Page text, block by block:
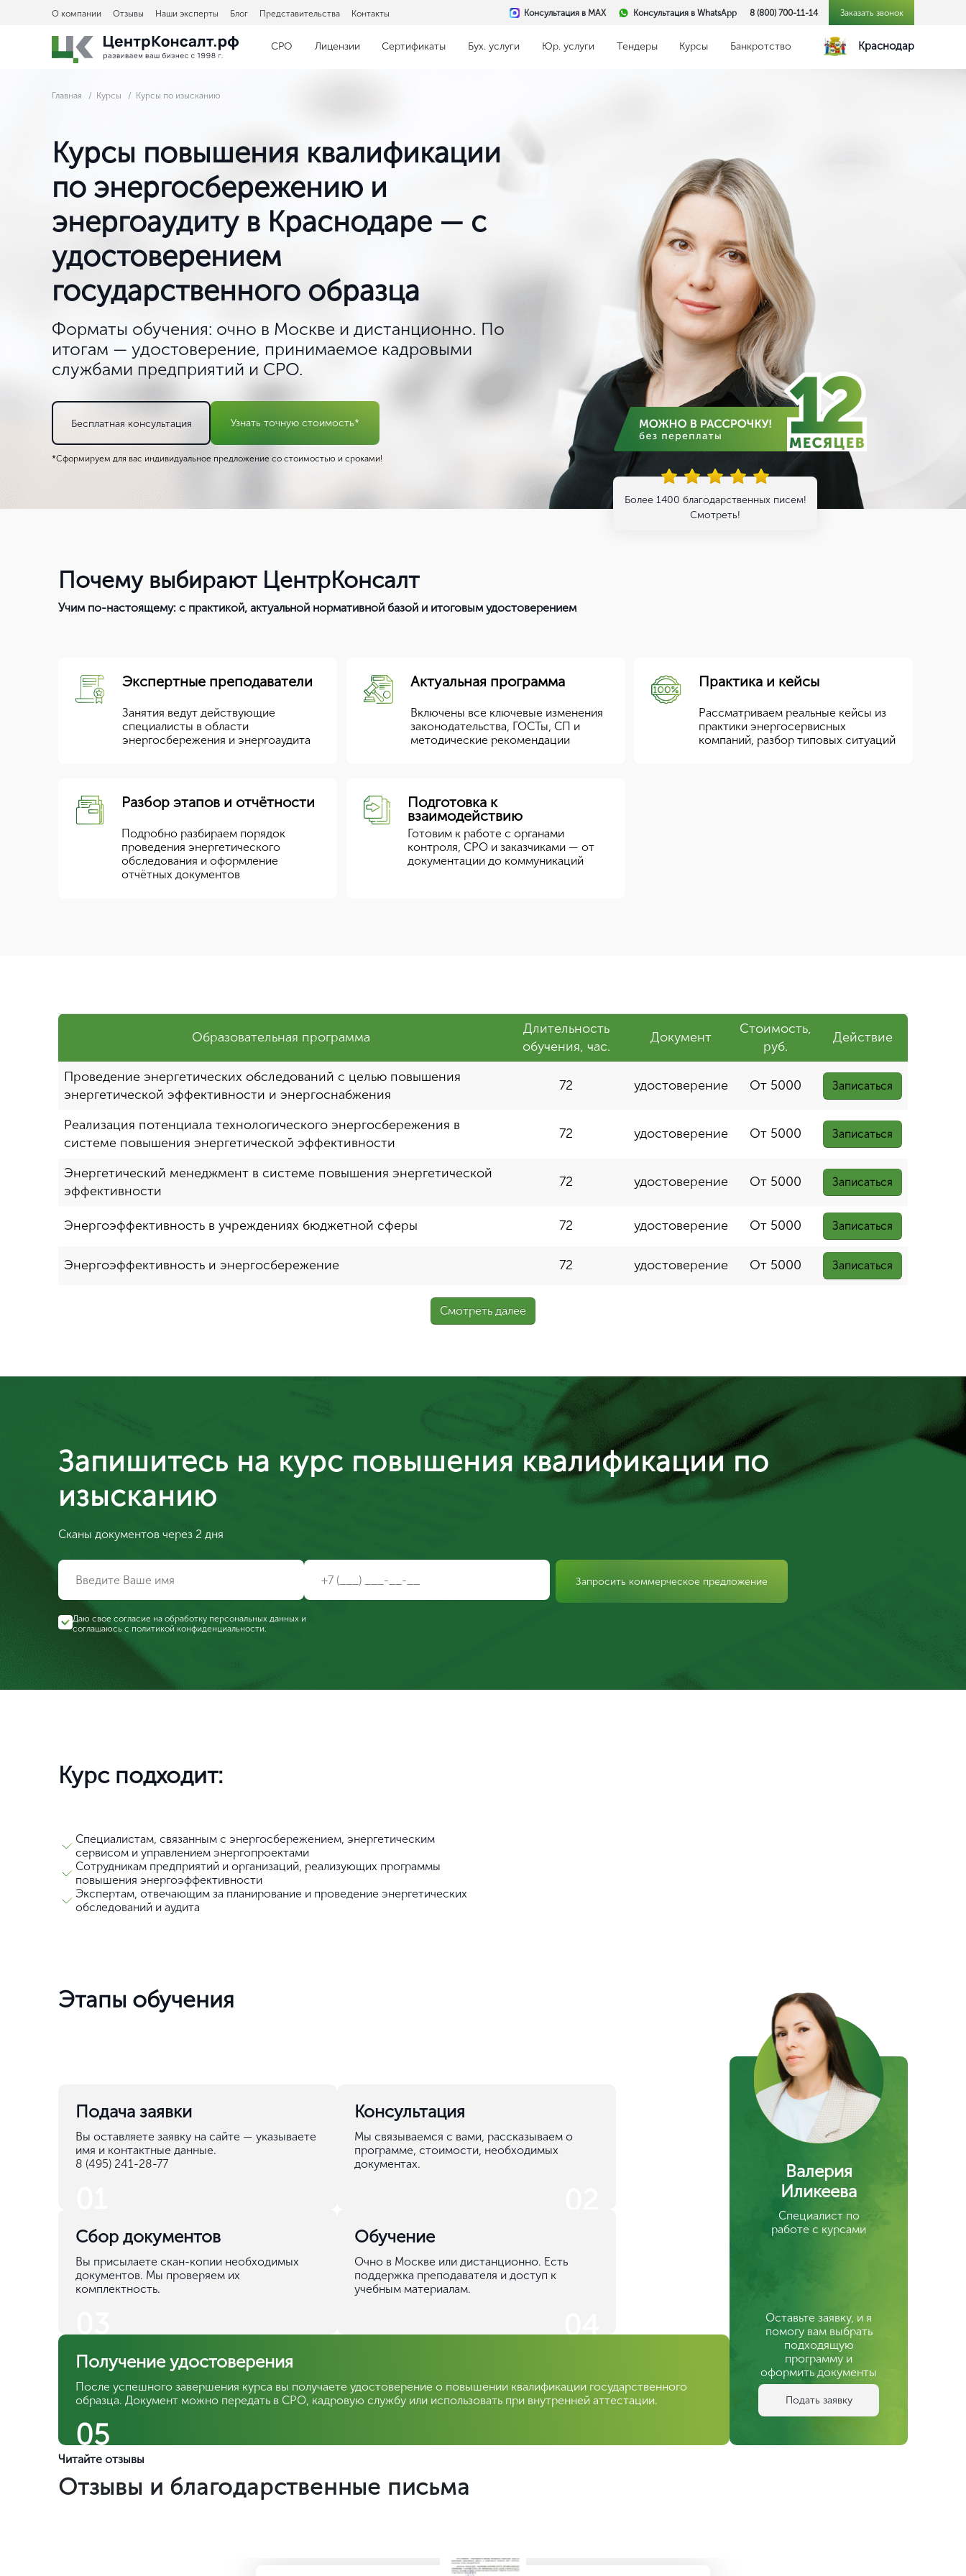
О компании Отзывы Наши эксперты Блог Представительства Контакты Консультация в MAX Консультация в WhatsApp 8 (800) 700-11-14 Заказать звонок
СРО Лицензии Сертификаты Бух. услуги Юр. услуги Тендеры Курсы Банкротство Краснодар
Главная Курсы Курсы по изысканию
Курсы повышения квалификации
по энергосбережению и
энергоаудиту в Краснодаре — с
удостоверением
государственного образца
Форматы обучения: очно в Москве и дистанционно. По
итогам — удостоверение, принимаемое кадровыми
службами предприятий и СРО.
Бесплатная консультация Узнать точную стоимость*
*Сформируем для вас индивидуальное предложение со стоимостью и сроками!
Более 1400 благодарственных писем!
Смотреть!
Почему выбирают ЦентрКонсалт
Учим по-настоящему: с практикой, актуальной нормативной базой и итоговым удостоверением
Экспертные преподаватели
Занятия ведут действующие
специалисты в области
энергосбережения и энергоаудита
Актуальная программа
Включены все ключевые изменения
законодательства, ГОСТы, СП и
методические рекомендации
Практика и кейсы
Рассматриваем реальные кейсы из
практики энергосервисных
компаний, разбор типовых ситуаций
Разбор этапов и отчётности
Подробно разбираем порядок
проведения энергетического
обследования и оформление
отчётных документов
Подготовка к
взаимодействию
Готовим к работе с органами
контроля, СРО и заказчиками — от
документации до коммуникаций
Образовательная программа
Длительность
обучения, час.
Документ
Стоимость,
руб.
Действие
Проведение энергетических обследований с целью повышения
энергетической эффективности и энергоснабжения
72 удостоверение От 5000 Записаться
Реализация потенциала технологического энергосбережения в
системе повышения энергетической эффективности
72 удостоверение От 5000 Записаться
Энергетический менеджмент в системе повышения энергетической
эффективности
72 удостоверение От 5000 Записаться
Энергоэффективность в учреждениях бюджетной сферы 72 удостоверение От 5000 Записаться
Энергоэффективность и энергосбережение 72 удостоверение От 5000 Записаться
Смотреть далее
Запишитесь на курс повышения квалификации по
изысканию
Сканы документов через 2 дня
Запросить коммерческое предложение
Даю свое согласие на обработку персональных данных и
соглашаюсь с политикой конфиденциальности.
Курс подходит:
Специалистам, связанным с энергосбережением, энергетическим
сервисом и управлением энергопроектами
Сотрудникам предприятий и организаций, реализующих программы
повышения энергоэффективности
Экспертам, отвечающим за планирование и проведение энергетических
обследований и аудита
Этапы обучения
Подача заявки
Вы оставляете заявку на сайте — указываете
имя и контактные данные.
8 (495) 241-28-77
Консультация
Мы связываемся с вами, рассказываем о
программе, стоимости, необходимых
документах.
Сбор документов
Вы присылаете скан-копии необходимых
документов. Мы проверяем их
комплектность.
Обучение
Очно в Москве или дистанционно. Есть
поддержка преподавателя и доступ к
учебным материалам.
04
Получение удостоверения
После успешного завершения курса вы получаете удостоверение о повышении квалификации государственного
образца. Документ можно передать в СРО, кадровую службу или использовать при внутренней аттестации.
05
Валерия
Иликеева
Специалист по
работе с курсами
Оставьте заявку, и я
помогу вам выбрать
подходящую
программу и
оформить документы
Подать заявку
Читайте отзывы
Отзывы и благодарственные письма
Вы можете изменить город в любое время в верхней части сайта